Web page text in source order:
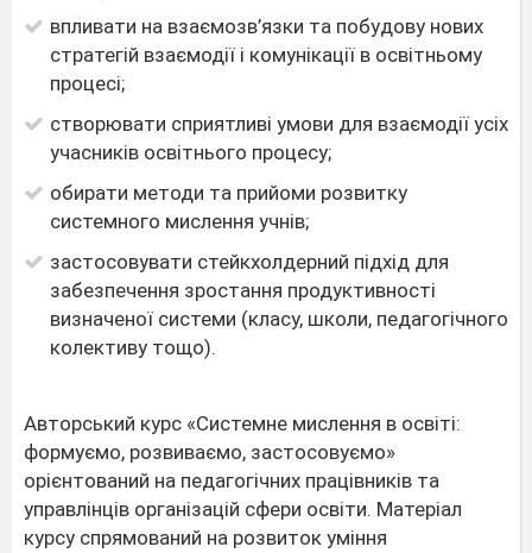
впливати на взаємозв’язки та побудову нових
стратегій взаємодії і комунікації в освітньому
процесі;
створювати сприятливі умови для взаємодії усіх
учасників освітнього процесу;
обирати методи та прийоми розвитку
системного мислення учнів;
застосовувати стейкхолдерний підхід для
забезпечення зростання продуктивності
визначеної системи (класу, школи, педагогічного
колективу тощо).
Авторський курс «Системне мислення в освіті:
формуємо, розвиваємо, застосовуємо»
орієнтований на педагогічних працівників та
управлінців організацій сфери освіти. Матеріал
курсу спрямований на розвиток уміння